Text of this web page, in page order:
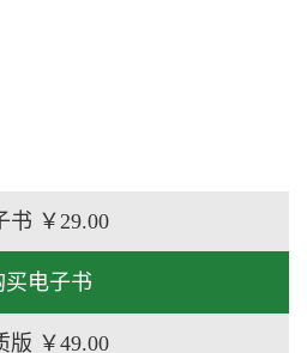
书 ￥29.00
买电子书
版 ￥49.00